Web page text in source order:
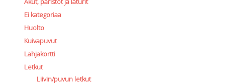
Ei kategoriaa
Huolto
Kuivapuvut
Lahjakortti
Letkut
Liivin/puvun letkut